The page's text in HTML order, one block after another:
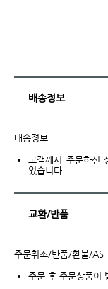
배송정보
배송정보
고객께서 주문하신
있습니다.
교환/반품
주문취소/반품/환불/AS
주문 후 주문상품이